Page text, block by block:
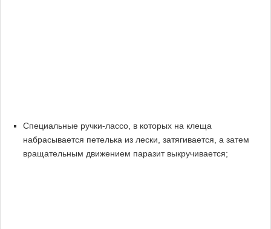
Специальные ручки-лассо, в которых на клеща
набрасывается петелька из лески, затягивается, а затем
вращательным движением паразит выкручивается;